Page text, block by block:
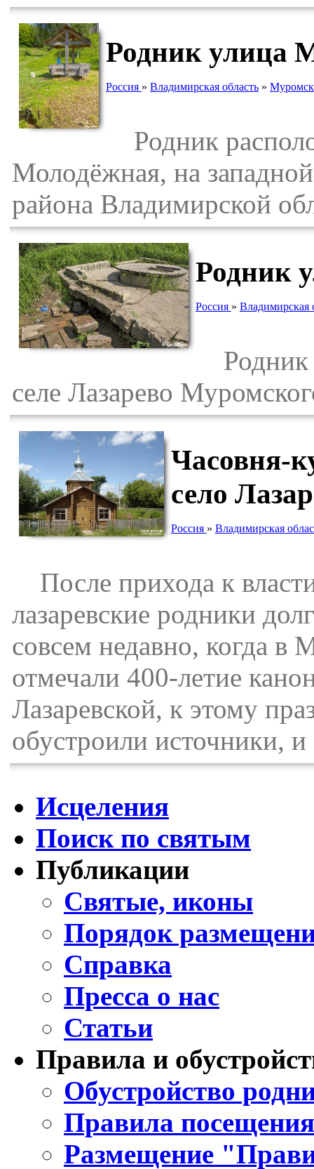
Родник улица
Россия » Владимирская область »
Родник
Молодёжная, на
района Владимирской
Родник
Россия » Владимирская
Родник
селе Лазарево
Часовня-
село
Россия » Владимирская
После прихода к
лазаревские родники
совсем недавно, когда в
отмечали 400-летие
Лазаревской, к этому
обустроили источники,
Исцеления
Поиск по святым
Публикации
Святые, иконы
Порядок
Справка
Пресса о нас
Статьи
Правила и
Обустройство
Правила
Размещение